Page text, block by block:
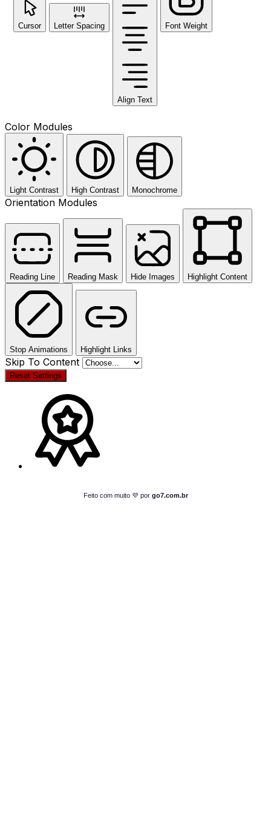
Cursor Letter Spacing
Align Text
Font Weight
Color Modules
Light Contrast High Contrast Monochrome
Orientation Modules
Reading Line Reading Mask Hide Images Highlight Content
Stop Animations Highlight Links
Skip To Content
Reset Settings
Feito com muito 💜 por go7.com.br